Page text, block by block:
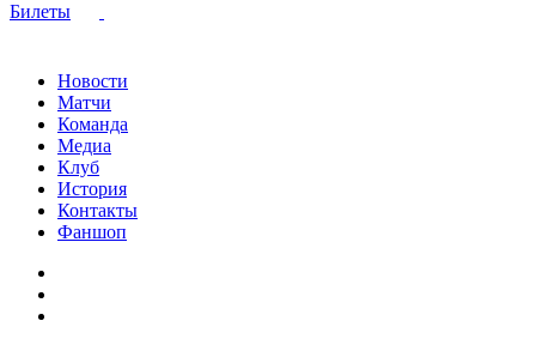
Билеты
Новости
Матчи
Команда
Медиа
Клуб
История
Контакты
Фаншоп